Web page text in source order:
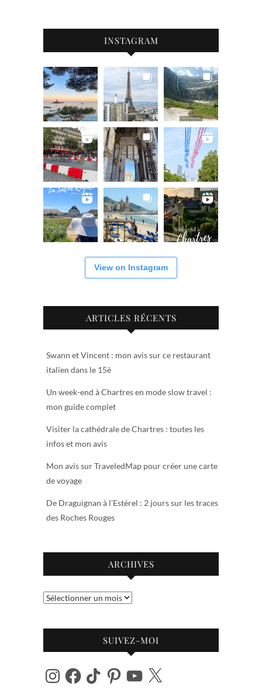
INSTAGRAM
View on Instagram
ARTICLES RÉCENTS
Swann et Vincent : mon avis sur ce restaurant
italien dans le 15è
Un week-end à Chartres en mode slow travel :
mon guide complet
Visiter la cathédrale de Chartres : toutes les
infos et mon avis
Mon avis sur TraveledMap pour créer une carte
de voyage
De Draguignan à l’Estérel : 2 jours sur les traces
des Roches Rouges
ARCHIVES
Archives
SUIVEZ-MOI
InstagramFacebook
TikTok PinterestYouTube
X